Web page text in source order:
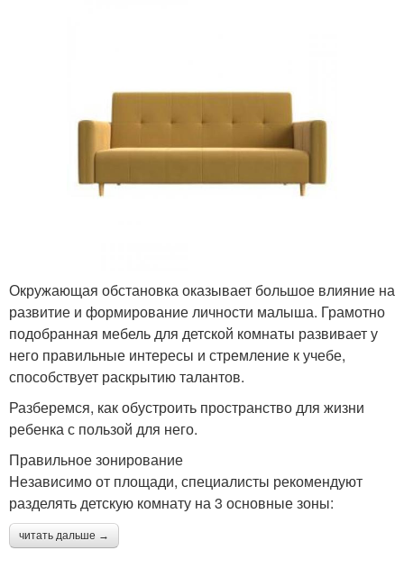
Окружающая обстановка оказывает большое влияние на
развитие и формирование личности малыша. Грамотно
подобранная мебель для детской комнаты развивает у
него правильные интересы и стремление к учебе,
способствует раскрытию талантов.
Разберемся, как обустроить пространство для жизни
ребенка с пользой для него.
Правильное зонирование
Независимо от площади, специалисты рекомендуют
разделять детскую комнату на 3 основные зоны:
читать дальше →